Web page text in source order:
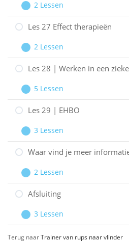
genezen
Een
zeker
Uitbreiden
Les
26
Eenzaamheid
2 Lessen
Les 27 Effect therapieën
Uitbreiden
Les
27
therapieën
2 Lessen
Les 28 | Werken in een
Uitbreiden
Les
28
Werken
in
ziekenhuis
5 Lessen
Les 29 | EHBO
Uitbreiden
Les
29
EHBO
3 Lessen
Waar vind je meer
Uitbreiden
Waar
vind
meer
informatie?
2 Lessen
Afsluiting
Uitbreiden
Afsluiting
3 Lessen
Terug naarTrainer van rups naar vlinder